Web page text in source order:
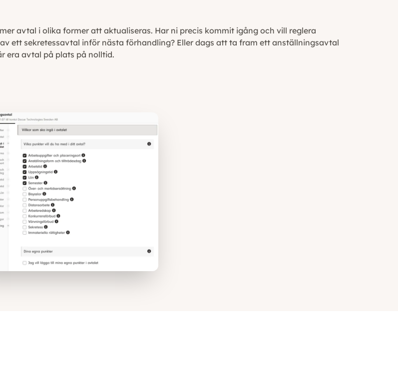
avtal i olika former att aktualiseras. Har ni precis kommit igång och vill reglera
ett sekretessavtal inför nästa förhandling? Eller dags att ta fram ett anställningsavtal
era avtal på plats på nolltid.